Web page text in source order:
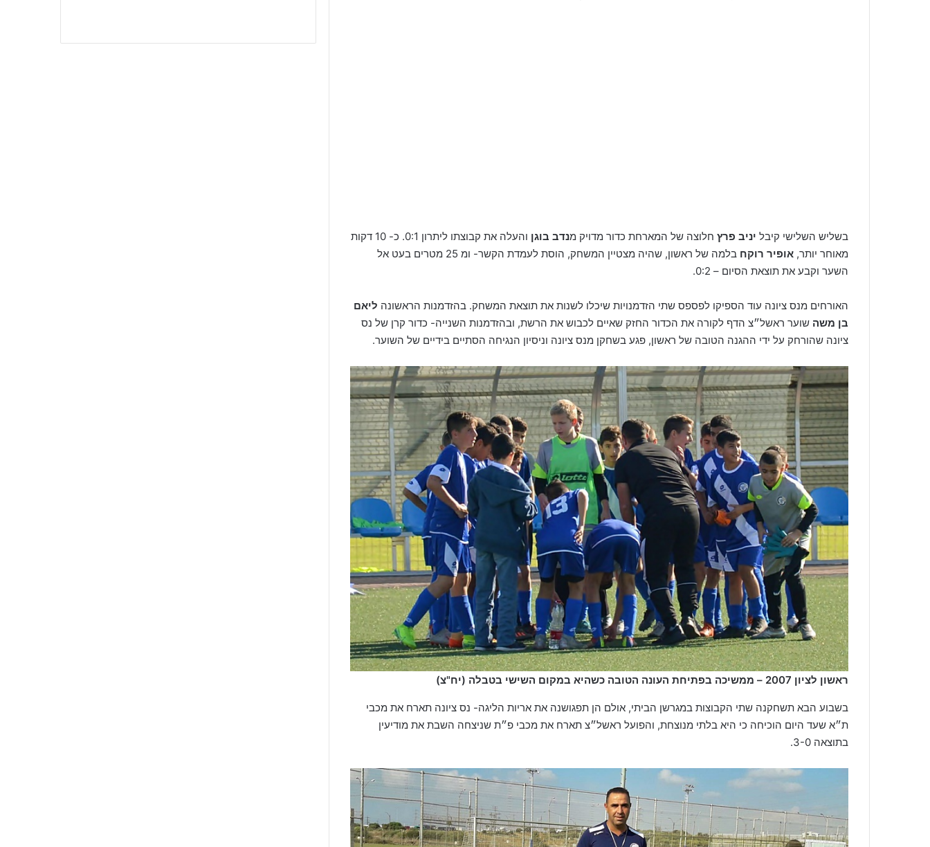
בשליש השלישי קיבל יניב פרץ חלוצה של המארחת כדור מדויק מנדב בוגן
והעלה את קבוצתו ליתרון 0:1. כ- 10 דקות
מאוחר יותר, אופיר רוקח
בלמה של ראשון, שהיה מצטיין המשחק, הוסת לעמדת הקשר- ומ 25 מטרים בעט אל
השער וקבע את תוצאת הסיום – 0:2.
האורחים מנס ציונה עוד הספיקו לפספס שתי הזדמנויות שיכלו לשנות את תוצאת המשחק. בהזדמנות הראשונה ליאם
בן משה שוער ראשל״צ הדף לקורה את הכדור החזק שאיים לכבוש את הרשת, ובהזדמנות השנייה- כדור קרן של נס
ציונה שהורחק על ידי ההגנה הטובה של ראשון, פגע בשחקן מנס ציונה וניסיון הנגיחה הסתיים בידיים של השוער.
ראשון לציון 2007 – ממשיכה בפתיחת העונה הטובה כשהיא במקום השישי בטבלה (יח"צ)
בשבוע הבא תשחקנה שתי הקבוצות במגרשן הביתי, אולם הן תפגושנה את אריות הליגה- נס ציונה תארח את מכבי
ת״א שעד היום הוכיחה כי היא בלתי מנוצחת, והפועל ראשל״צ תארח את מכבי פ״ת שניצחה השבת את מודיעין
בתוצאה 3-0.